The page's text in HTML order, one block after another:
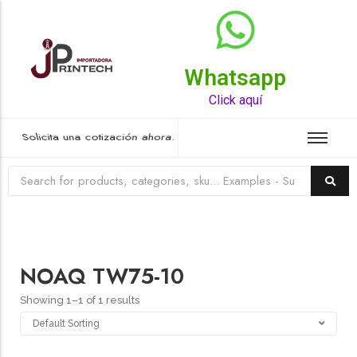
Whatsapp
Click aquí
Solicita una cotización ahora.
Top Rated Product
NOAQ TW75-10
Showing 1–1 of 1 results